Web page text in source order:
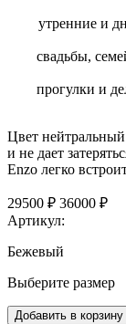
утренние и
свадьбы,
прогулки и
Цвет
и не дает
Enzo легко
29500 ₽ 36000 ₽
Артикул:
Бежевый
Выберите размер
Добавить в корзину